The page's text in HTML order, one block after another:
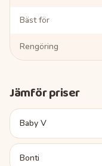
Bäst för
Rengöring
Jämför priser
Baby V
Bonti